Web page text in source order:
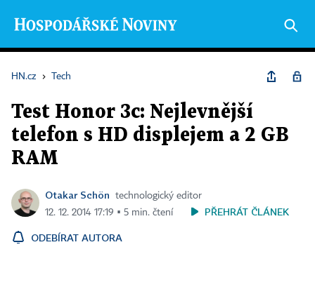
HN.cz › Tech
Test Honor 3c: Nejlevnější
telefon s HD displejem a 2 GB
RAM
Otakar Schön
technologický editor
12. 12. 2014 17:19 ▪ 5 min. čtení
PŘEHRÁT ČLÁNEK
ODEBÍRAT AUTORA